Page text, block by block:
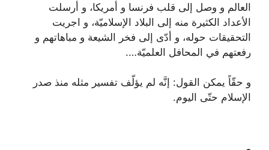
العالم و وصل إلى قلب فرنسا و أمريكا، و أرسلت
الأعداد الكثيرة منه إلى البلاد الإسلاميّة، و اجريت
التحقيقات حوله، و أدّى إلى فخر الشيعة و مباهاتهم و
رفعتهم في المحافل العلميّة….
و حقّاً يمكن القول: إنَّه لم يؤلّف تفسير مثله منذ صدر
الإسلام حتّى اليوم.